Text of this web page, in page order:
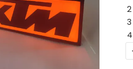
2
3